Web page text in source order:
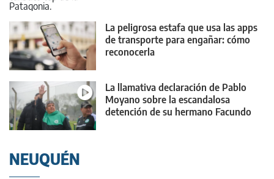
La peligrosa estafa que usa las apps
de transporte para engañar: cómo
reconocerla
La llamativa declaración de Pablo
Moyano sobre la escandalosa
detención de su hermano Facundo
NEUQUÉN